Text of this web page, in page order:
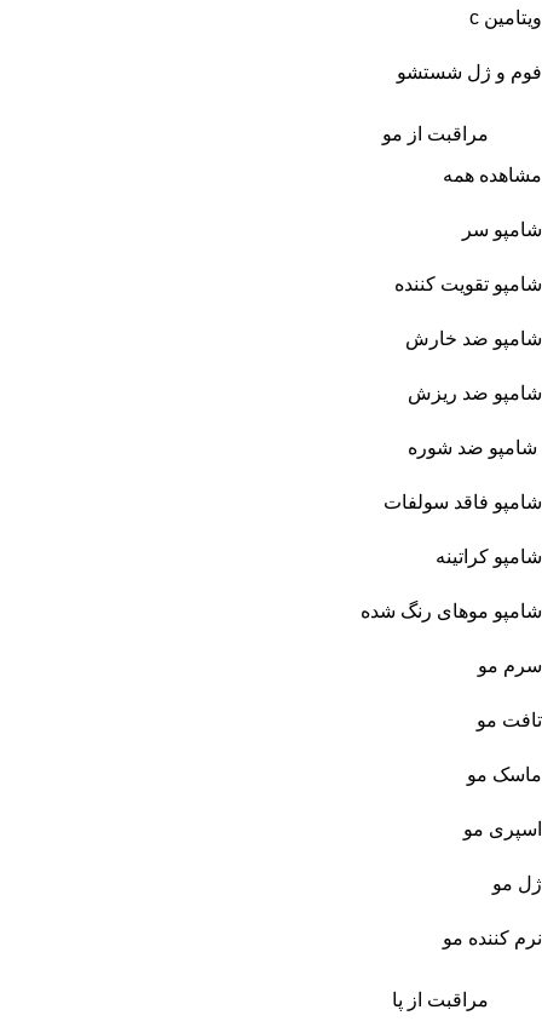
ویتامین c
فوم و ژل شستشو
مراقبت از مو
مشاهده همه
شامپو سر
شامپو تقویت کننده
شامپو ضد خارش
شامپو ضد ریزش
شامپو ضد شوره
شامپو فاقد سولفات
شامپو کراتینه
شامپو موهای رنگ شده
سرم مو
تافت مو
ماسک مو
اسپری مو
ژل مو
نرم کننده مو
مراقبت از پا